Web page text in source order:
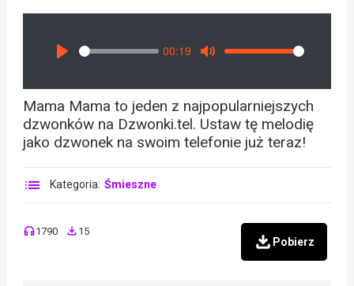
Seek
00:19
Volume
Mama Mama to jeden z najpopularniejszych
dzwonków na Dzwonki.tel. Ustaw tę melodię
jako dzwonek na swoim telefonie już teraz!
Kategoria: Śmieszne
1790 15
Pobierz